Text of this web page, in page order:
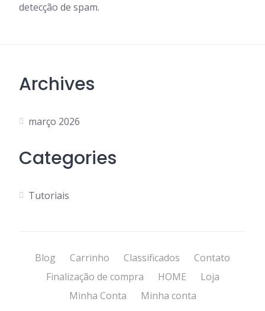
detecção de spam.
Archives
março 2026
Categories
Tutoriais
Blog Carrinho Classificados
Contato
Finalização de compra
HOME
Loja
Minha Conta
Minha conta